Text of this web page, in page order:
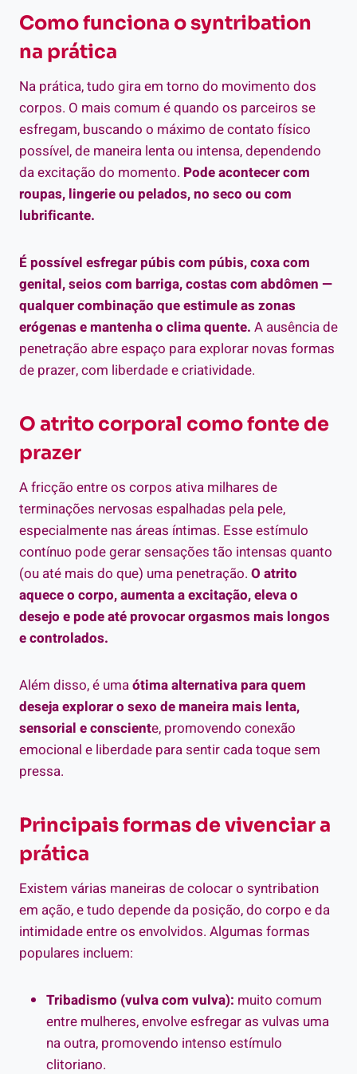
Como funciona o syntribation
na prática
Na prática, tudo gira em torno do movimento dos
corpos. O mais comum é quando os parceiros se
esfregam, buscando o máximo de contato físico
possível, de maneira lenta ou intensa, dependendo
da excitação do momento. Pode acontecer com
roupas, lingerie ou pelados, no seco ou com
lubrificante.
É possível esfregar púbis com púbis, coxa com
genital, seios com barriga, costas com abdômen —
qualquer combinação que estimule as zonas
erógenas e mantenha o clima quente. A ausência de
penetração abre espaço para explorar novas formas
de prazer, com liberdade e criatividade.
O atrito corporal como fonte de
prazer
A fricção entre os corpos ativa milhares de
terminações nervosas espalhadas pela pele,
especialmente nas áreas íntimas. Esse estímulo
contínuo pode gerar sensações tão intensas quanto
(ou até mais do que) uma penetração. O atrito
aquece o corpo, aumenta a excitação, eleva o
desejo e pode até provocar orgasmos mais longos
e controlados.
Além disso, é umaótima alternativa para quem
deseja explorar o sexo de maneira mais lenta,
sensorial e consciente, promovendo conexão
emocional e liberdade para sentir cada toque sem
pressa.
Principais formas de vivenciar a
prática
Existem várias maneiras de colocar o syntribation
em ação, e tudo depende da posição, do corpo e da
intimidade entre os envolvidos. Algumas formas
populares incluem:
Tribadismo (vulva com vulva): muito comum
entre mulheres, envolve esfregar as vulvas uma
na outra, promovendo intenso estímulo
clitoriano.